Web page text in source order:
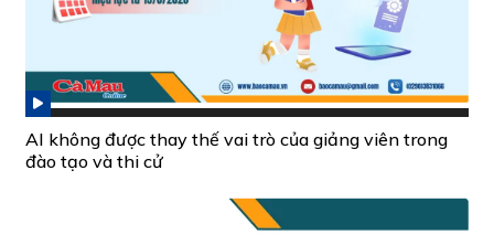
AI không được thay thế vai trò của giảng viên trong
đào tạo và thi cử